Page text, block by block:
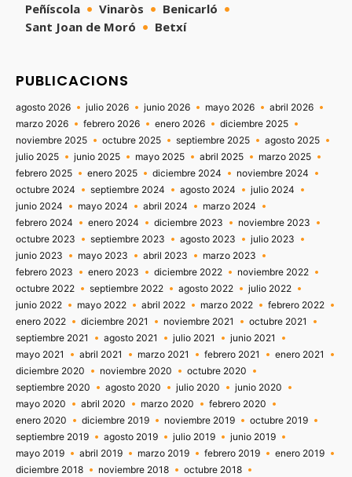
Peñíscola
Vinaròs
Benicarló
Sant Joan de Moró
Betxí
PUBLICACIONS
agosto 2026 julio 2026 junio 2026 mayo 2026
abril 2026
marzo 2026
febrero 2026 enero 2026
diciembre 2025
noviembre 2025
octubre 2025 septiembre 2025
agosto 2025
julio 2025
junio 2025 mayo 2025 abril 2025
marzo 2025
febrero 2025
enero 2025 diciembre 2024
noviembre 2024
octubre 2024
septiembre 2024 agosto 2024
julio 2024
junio 2024
mayo 2024 abril 2024
marzo 2024
febrero 2024
enero 2024 diciembre 2023
noviembre 2023
octubre 2023
septiembre 2023 agosto 2023
julio 2023
junio 2023
mayo 2023 abril 2023
marzo 2023
febrero 2023
enero 2023 diciembre 2022
noviembre 2022
octubre 2022
septiembre 2022 agosto 2022
julio 2022
junio 2022
mayo 2022 abril 2022 marzo 2022
febrero 2022
enero 2022
diciembre 2021 noviembre 2021
octubre 2021
septiembre 2021
agosto 2021 julio 2021
junio 2021
mayo 2021
abril 2021 marzo 2021 febrero 2021
enero 2021
diciembre 2020
noviembre 2020
octubre 2020
septiembre 2020
agosto 2020 julio 2020
junio 2020
mayo 2020
abril 2020 marzo 2020
febrero 2020
enero 2020
diciembre 2019 noviembre 2019
octubre 2019
septiembre 2019
agosto 2019 julio 2019
junio 2019
mayo 2019
abril 2019 marzo 2019 febrero 2019
enero 2019
diciembre 2018
noviembre 2018
octubre 2018